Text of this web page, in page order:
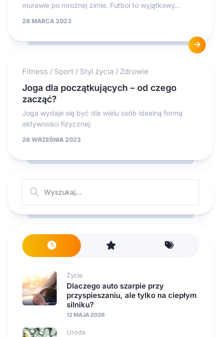
murawie po mroźnej zimie. Futbol to wyjątkowy...
28 MARCA 2023
Fitness / Sport / Styl życia / Zdrowie
Joga dla początkujących – od czego
zacząć?
Joga wydaje się być dla wielu osób idealną formą
aktywności fizycznej.
26 WRZEŚNIA 2023
Życie
Dlaczego auto szarpie przy
przyspieszaniu, ale tylko na ciepłym
silniku?
12 MAJA 2026
Uroda